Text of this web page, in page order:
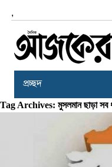
,
প্রচ্ছদ
Tag Archives: মুসলমান ছাড়া সব